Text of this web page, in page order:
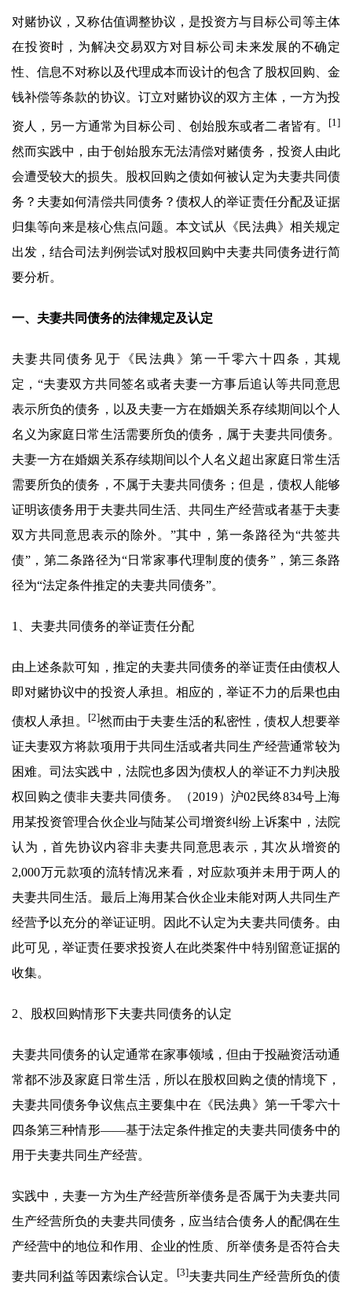
对赌协议，又称估值调整协议，是投资方与目标公司等主体
在投资时，为解决交易双方对目标公司未来发展的不确定
性、信息不对称以及代理成本而设计的包含了股权回购、金
钱补偿等条款的协议。订立对赌协议的双方主体，一方为投
资人，另一方通常为目标公司、创始股东或者二者皆有。 [1]
然而实践中，由于创始股东无法清偿对赌债务，投资人由此
会遭受较大的损失。股权回购之债如何被认定为夫妻共同债
务？夫妻如何清偿共同债务？债权人的举证责任分配及证据
归集等向来是核心焦点问题。本文试从《民法典》相关规定
出发，结合司法判例尝试对股权回购中夫妻共同债务进行简
要分析。
一、夫妻共同债务的法律规定及认定
夫妻共同债务见于《民法典》第一千零六十四条，其规
定，“夫妻双方共同签名或者夫妻一方事后追认等共同意思
表示所负的债务，以及夫妻一方在婚姻关系存续期间以个人
名义为家庭日常生活需要所负的债务，属于夫妻共同债务。
夫妻一方在婚姻关系存续期间以个人名义超出家庭日常生活
需要所负的债务，不属于夫妻共同债务；但是，债权人能够
证明该债务用于夫妻共同生活、共同生产经营或者基于夫妻
双方共同意思表示的除外。”其中，第一条路径为“共签共
债”，第二条路径为“日常家事代理制度的债务”，第三条路
径为“法定条件推定的夫妻共同债务”。
1、夫妻共同债务的举证责任分配
由上述条款可知，推定的夫妻共同债务的举证责任由债权人
即对赌协议中的投资人承担。相应的，举证不力的后果也由
债权人承担。 [2]然而由于夫妻生活的私密性，债权人想要举
证夫妻双方将款项用于共同生活或者共同生产经营通常较为
困难。司法实践中，法院也多因为债权人的举证不力判决股
权回购之债非夫妻共同债务。（2019）沪02民终834号上海
用某投资管理合伙企业与陆某公司增资纠纷上诉案中，法院
认为，首先协议内容非夫妻共同意思表示，其次从增资的
2,000万元款项的流转情况来看，对应款项并未用于两人的
夫妻共同生活。最后上海用某合伙企业未能对两人共同生产
经营予以充分的举证证明。因此不认定为夫妻共同债务。由
此可见，举证责任要求投资人在此类案件中特别留意证据的
收集。
2、股权回购情形下夫妻共同债务的认定
夫妻共同债务的认定通常在家事领域，但由于投融资活动通
常都不涉及家庭日常生活，所以在股权回购之债的情境下，
夫妻共同债务争议焦点主要集中在《民法典》第一千零六十
四条第三种情形——基于法定条件推定的夫妻共同债务中的
用于夫妻共同生产经营。
实践中，夫妻一方为生产经营所举债务是否属于为夫妻共同
生产经营所负的夫妻共同债务，应当结合债务人的配偶在生
产经营中的地位和作用、企业的性质、所举债务是否符合夫
妻共同利益等因素综合认定。 [3]夫妻共同生产经营所负的债